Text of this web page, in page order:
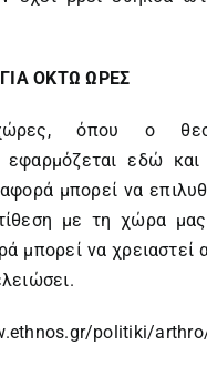
ΟΚΤΩ ΩΡΕΣ
όπου ο
εφαρμόζεται εδώ και
μπορεί να
με τη χώρα
μπορεί να χρειαστεί
politiki/